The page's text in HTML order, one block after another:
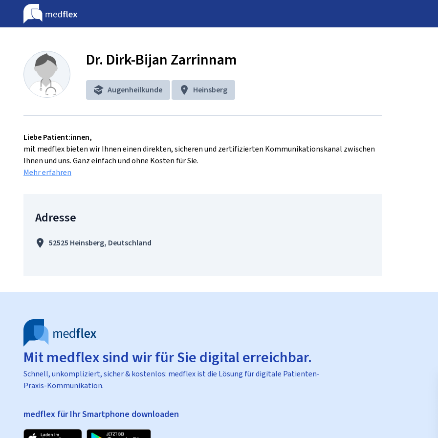
Dr. Dirk-Bijan Zarrinnam
Augenheilkunde Heinsberg
Liebe Patient:innen,
mit medflex bieten wir Ihnen einen direkten, sicheren und zertifizierten Kommunikationskanal zwischen
Ihnen und uns. Ganz einfach und ohne Kosten für Sie.
Mehr erfahren
Adresse
52525 Heinsberg, Deutschland
Mit medflex sind wir für Sie digital erreichbar.
Schnell, unkompliziert, sicher & kostenlos: medflex ist die Lösung für digitale Patienten-
Praxis-Kommunikation.
medflex für Ihr Smartphone downloaden